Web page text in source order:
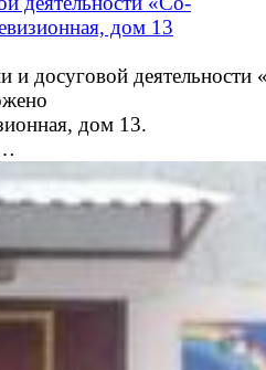
дом 13
и досуговой деятельности
дом 13.